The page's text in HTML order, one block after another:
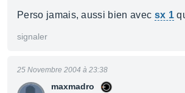
Perso jamais, aussi bien avec sx 1
signaler
maxmadro
25 Novembre 2004 à 23:38